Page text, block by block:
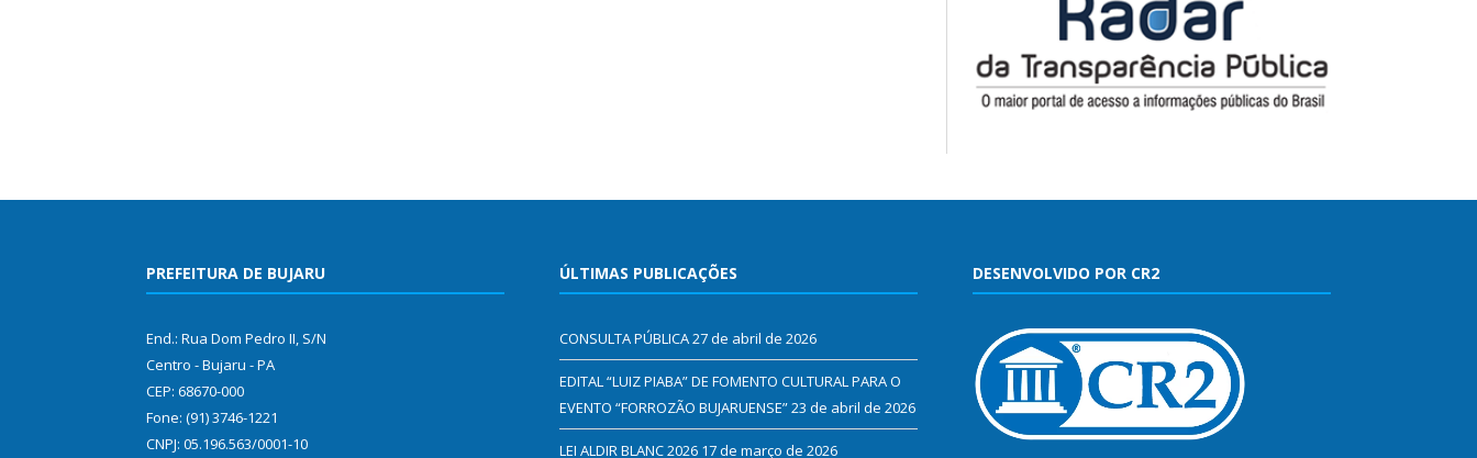
PREFEITURA DE BUJARU
End.: Rua Dom Pedro II, S/N
Centro - Bujaru - PA
CEP: 68670-000
Fone: (91) 3746-1221
CNPJ: 05.196.563/0001-10
ÚLTIMAS PUBLICAÇÕES
CONSULTA PÚBLICA27 de abril de 2026
EDITAL “LUIZ PIABA” DE FOMENTO CULTURAL PARA O
EVENTO “FORROZÃO BUJARUENSE”23 de abril de 2026
LEI ALDIR BLANC 2026 17 de março de 2026
DESENVOLVIDO POR CR2